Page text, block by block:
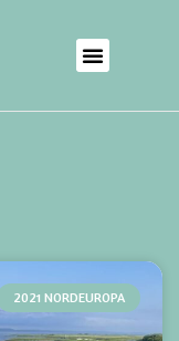
2021 NORDEUROPA